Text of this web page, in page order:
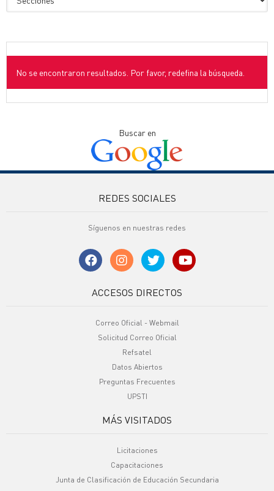
No se encontraron resultados. Por favor, redefina la búsqueda.
Buscar en
REDES SOCIALES
Síguenos en nuestras redes
ACCESOS DIRECTOS
Correo Oficial - Webmail
Solicitud Correo Oficial
Refsatel
Datos Abiertos
Preguntas Frecuentes
UPSTI
MÁS VISITADOS
Licitaciones
Capacitaciones
Junta de Clasificación de Educación Secundaria